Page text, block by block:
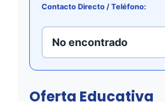
Contacto Directo / Teléfono:
No encontrado
Oferta Educativa